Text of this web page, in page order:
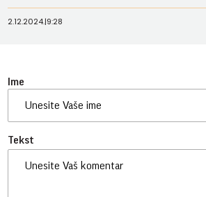
2.12.2024.|9:28
Ime
Tekst